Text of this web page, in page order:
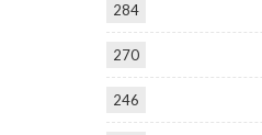
284
270
246